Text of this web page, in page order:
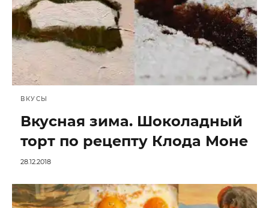
ВКУСЫ
Вкусная зима. Шоколадный
торт по рецепту Клода Моне
28.12.2018